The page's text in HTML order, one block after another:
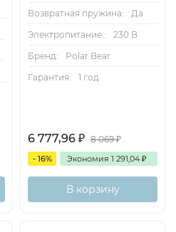
Возвратная пружина:
Да
Электропитание.:
230 В
Бренд:
Polar Bear
Гарантия:
1 год
6 777,96 ₽ 8 069₽
- 16% Экономия 1 291,04 ₽
В корзину